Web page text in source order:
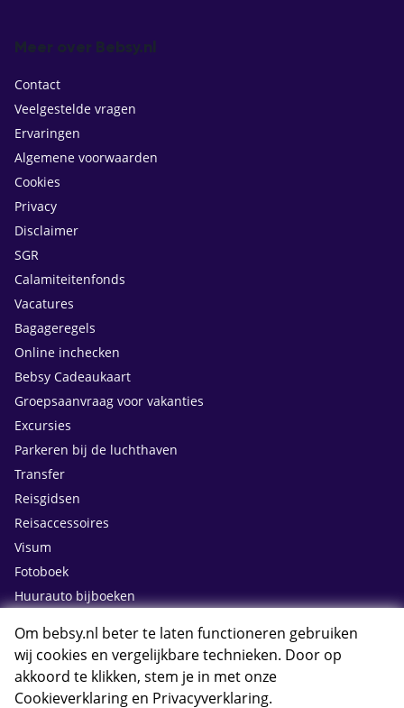
Meer over Bebsy.nl
Contact
Veelgestelde vragen
Ervaringen
Algemene voorwaarden
Cookies
Privacy
Disclaimer
SGR
Calamiteitenfonds
Vacatures
Bagageregels
Online inchecken
Bebsy Cadeaukaart
Groepsaanvraag voor vakanties
Excursies
Parkeren bij de luchthaven
Transfer
Reisgidsen
Reisaccessoires
Visum
Fotoboek
Huurauto bijboeken
Contact
Om bebsy.nl beter te laten functioneren gebruiken
wij cookies en vergelijkbare technieken. Door op
akkoord te klikken, stem je in met onze
Cookieverklaring en Privacyverklaring.